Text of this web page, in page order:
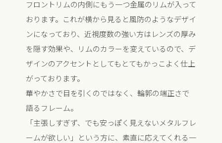
フロントリムの内側にもう一つ金属のリムが入って
おります。これが横から見ると風防のようなデザイ
ンになっており、近視度数の強い方はレンズの厚み
を隠す効果や、リムのカラーを変えているので、デ
ザインのアクセントとしてもとてもかっこよく仕上
がっております。
華やかさで目を引くのではなく、輪郭の端正さで
語るフレーム。
「主張しすぎず、でも安っぽく見えないメタルフレ
ームが欲しい」という方に、素直に応えてくれる一